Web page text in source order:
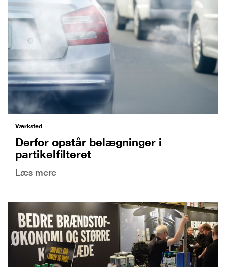
Værksted
Derfor opstår belægninger i
partikelfilteret
Læs mere